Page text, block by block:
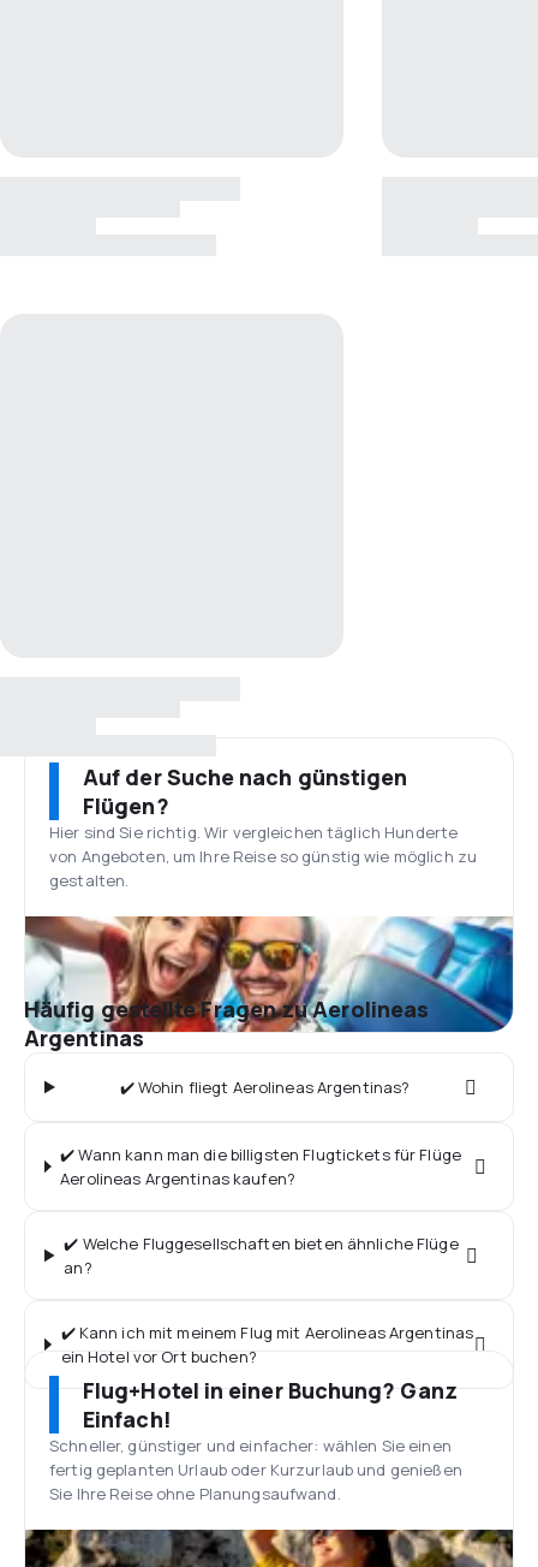
Auf der Suche nach günstigen
Flügen?
Hier sind Sie richtig. Wir vergleichen täglich Hunderte
von Angeboten, um Ihre Reise so günstig wie möglich zu
gestalten.
Häufig gestellte Fragen zu Aerolineas
Argentinas
✔️ Wohin fliegt Aerolineas Argentinas?
✔️ Wann kann man die billigsten Flugtickets für Flüge
Aerolineas Argentinas kaufen?
✔️ Welche Fluggesellschaften bieten ähnliche Flüge
an?
✔️ Kann ich mit meinem Flug mit Aerolineas Argentinas
ein Hotel vor Ort buchen?
Flug+Hotel in einer Buchung? Ganz
Einfach!
Schneller, günstiger und einfacher: wählen Sie einen
fertig geplanten Urlaub oder Kurzurlaub und genießen
Sie Ihre Reise ohne Planungsaufwand.